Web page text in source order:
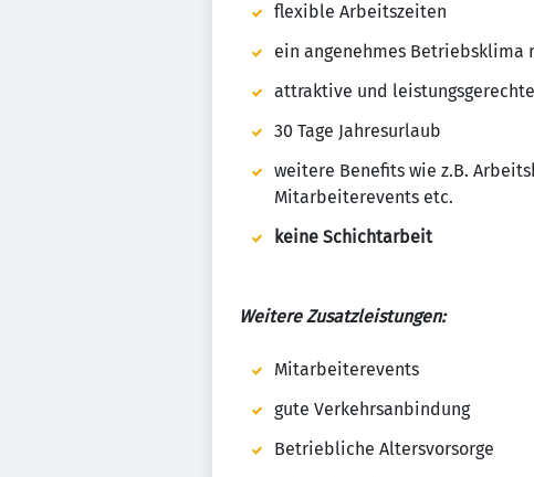
flexible Arbeitszeiten
ein angenehmes Betriebsklima
attraktive und
30 Tage Jahresurlaub
weitere Benefits wie z.B.
Mitarbeiterevents etc.
keine Schichtarbeit
Weitere Zusatzleistungen:
Mitarbeiterevents
gute Verkehrsanbindung
Betriebliche Altersvorsorge